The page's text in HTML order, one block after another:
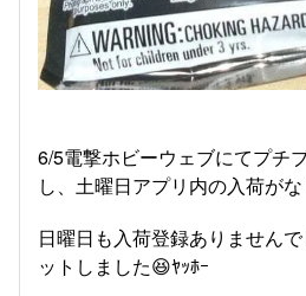
6/5電撃ホビーウェブにてプチ
し、土曜日アプリ内の入荷がな
日曜日も入荷登録ありません
ットしました😆ﾔｯﾎｰ